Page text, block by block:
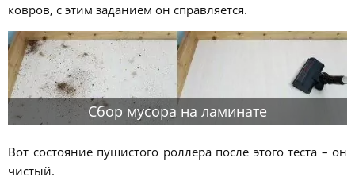
ковров, с этим заданием он справляется.
Сбор мусора на ламинате
Вот состояние пушистого роллера после этого теста – он
чистый.